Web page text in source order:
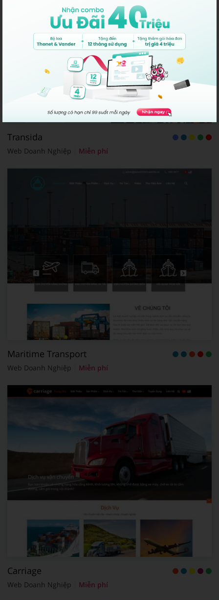
Transida
Web Doanh Nghiệp Miễn phí
Maritime Transport
Web Doanh Nghiệp Miễn phí
Carriage
Web Doanh Nghiệp Miễn phí